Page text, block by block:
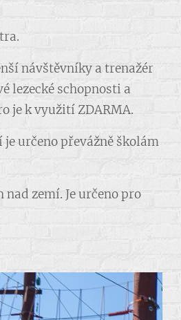
návštěvníky a trenažér
lezecké schopnosti a
je k využití ZDARMA.
určeno převážně školám
zemí. Je určeno pro